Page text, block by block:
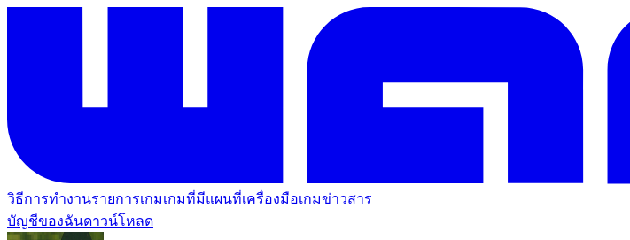
วิธีการทำงานรายการเกมเกมที่มีแผนที่เครื่องมือเกมข่าวสาร
บัญชีของฉันดาวน์โหลด